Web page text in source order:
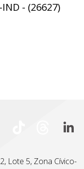
- (26627)
Lote 5, Zona Cívico-